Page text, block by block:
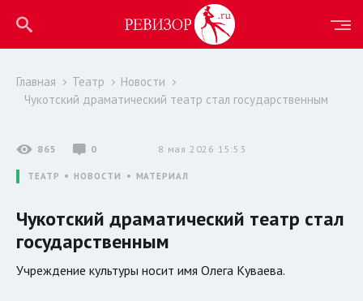
Главная Театр
Новости
Чукотский драматический театр стал государственным
865 0 8 мая 2026 15:53
ТЕАТР НОВОСТИ МАТЕРИАЛ
Чукотский драматический театр стал
государственным
Учреждение культуры носит имя Олега Куваева.